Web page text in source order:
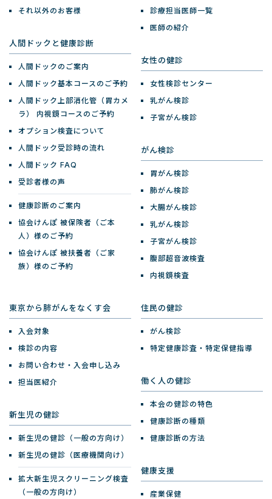
それ以外のお客様
人間ドックと健康診断
人間ドックのご案内
人間ドック基本コースのご予約
人間ドック上部消化管（胃カメ
ラ）
内視鏡コースのご予約
オプション検査について
人間ドック受診時の流れ
人間ドック FAQ
受診者様の声
健康診断のご案内
協会けんぽ 被保険者（ご本
人）様のご予約
協会けんぽ 被扶養者（ご家
族）様のご予約
診療担当医師一覧
医師の紹介
女性の健診
女性検診センター
乳がん検診
子宮がん検診
がん検診
胃がん検診
肺がん検診
大腸がん検診
乳がん検診
子宮がん検診
腹部超音波検査
内視鏡検査
東京から肺がんをなくす会
入会対象
検診の内容
お問い合わせ・入会申し込み
担当医紹介
新生児の健診
新生児の健診（一般の方向け）
新生児の健診（医療機関向け）
拡大新生児スクリーニング検査
（一般の方向け）
住民の健診
がん検診
特定健康診査・特定保健指導
働く人の健診
本会の健診の特色
健康診断の種類
健康診断の方法
健康支援
産業保健